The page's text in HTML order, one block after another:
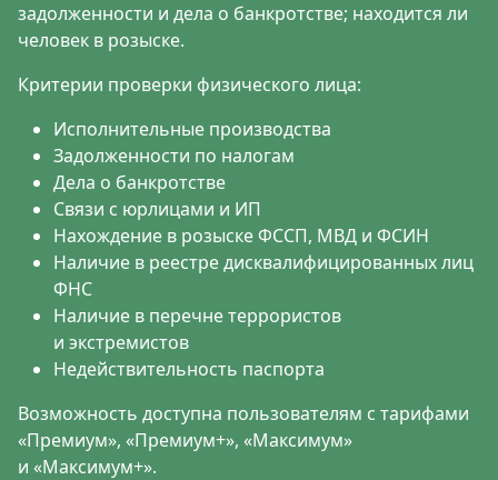
задолженности и дела о банкротстве; находится ли
человек в розыске.
Критерии проверки физического лица:
Исполнительные производства
Задолженности по налогам
Дела о банкротстве
Связи с юрлицами и ИП
Нахождение в розыске ФССП, МВД и ФСИН
Наличие в реестре дисквалифицированных лиц
ФНС
Наличие в перечне террористов
и экстремистов
Недействительность паспорта
Возможность доступна пользователям с тарифами
«Премиум», «Премиум+», «Максимум»
и «Максимум+».